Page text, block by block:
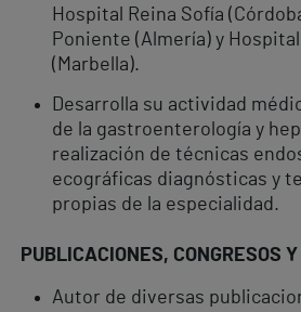
Hospital Reina Sofía
Poniente (Almería) y Hospital
(Marbella).
Desarrolla su actividad
de la gastroenterología y
realización de técnicas
ecográficas diagnósticas y
propias de la especialidad.
PUBLICACIONES, CONGRESOS
Autor de diversas